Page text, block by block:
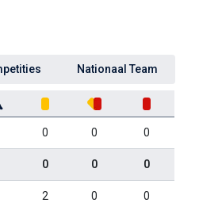
Nationaal Team
0 0 0
0 0 0
2 0 0